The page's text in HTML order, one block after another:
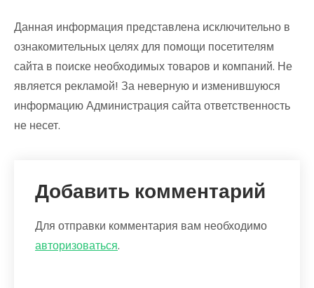
Данная информация представлена исключительно в
ознакомительных целях для помощи посетителям
сайта в поиске необходимых товаров и компаний. Не
является рекламой! За неверную и изменившуюся
информацию Администрация сайта ответственность
не несет.
Добавить комментарий
Для отправки комментария вам необходимо
авторизоваться.